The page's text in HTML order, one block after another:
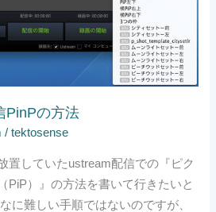
PinPの方法
/tektosense
置していたustream配信での『ピク
PiP）』の方法を書いて行きたいと
に難しい手順ではないのですが、